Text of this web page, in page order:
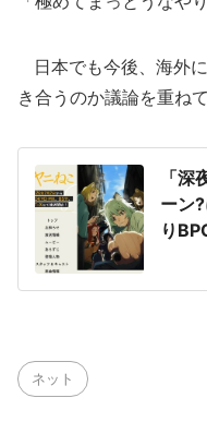
日本でも今後、海外
き合うのか議論を重ね
「
ーン
り
ネット